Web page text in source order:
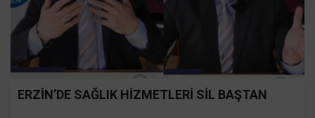
ERZİN’DE SAĞLIK HİZMETLERİ SİL BAŞTAN